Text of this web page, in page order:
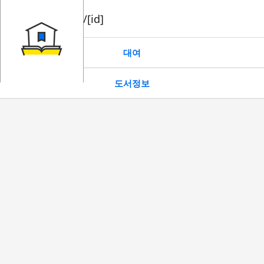
book/rent/[id]
대여
도서정보